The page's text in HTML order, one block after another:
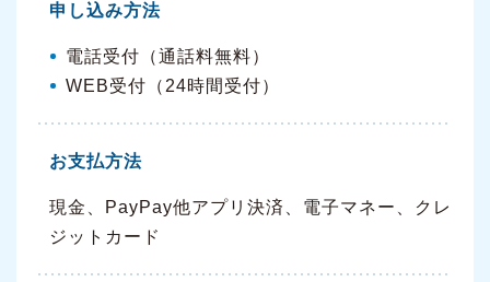
申し込み方法
電話受付（通話料無料）
WEB受付（24時間受付）
お支払方法
現金、PayPay他アプリ決済、電子マネー、クレ
ジットカード